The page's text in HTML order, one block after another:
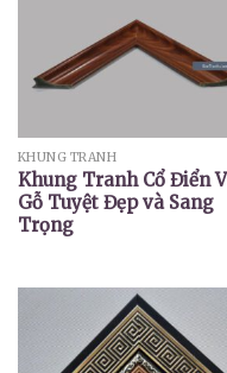
KHUNG TRANH
Khung Tranh Cổ Điển
Gỗ Tuyệt Đẹp và Sang
Trọng